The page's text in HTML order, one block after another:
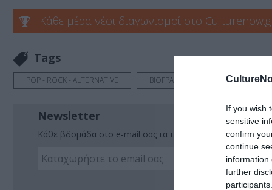
If you wish
sensitive
confirm
continue
information
further
Κάθε μέρα νέοι διαγωνισμοί στο
Tags
POP - ROCK - ALTERNATIVE ΒΙΟΓΡΑΦΙΚΕΣ ΤΑΙΝΙΕΣ
Newsletter
Κάθε βδομάδα στο e-mail σας τα τελευταία νέα για την